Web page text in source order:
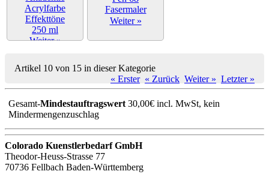
Weiter »
Weiter »
Artikel 10 von 15 in dieser Kategorie
« Erster « Zurück Weiter » Letzter »
Gesamt-Mindestauftragswert 30,00€ incl. MwSt, kein
Mindermengenzuschlag
Colorado Kuenstlerbedarf GmbH
Theodor-Heuss-Strasse 77
70736 Fellbach Baden-Württemberg